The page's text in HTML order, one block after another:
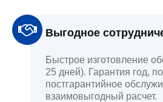
Выгодное
Быстрое изготовление
25 дней). Гарантия год,
постгарантийное
взаимовыгодный расчет.